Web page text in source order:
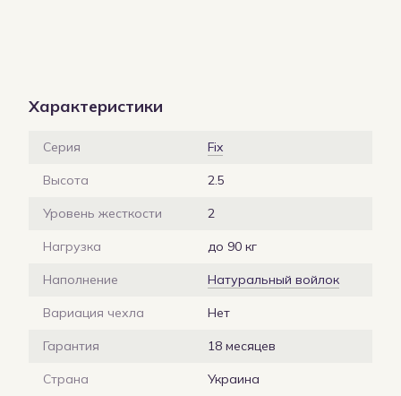
Характеристики
Серия Fix
Высота 2.5
Уровень жесткости 2
Нагрузка до 90 кг
Наполнение Натуральный войлок
Вариация чехла Нет
Гарантия 18 месяцев
Страна Украина